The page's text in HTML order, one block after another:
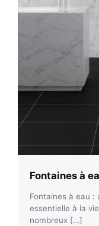
Fontaines à
Fontaines à eau :
essentielle à la
nombreux […]